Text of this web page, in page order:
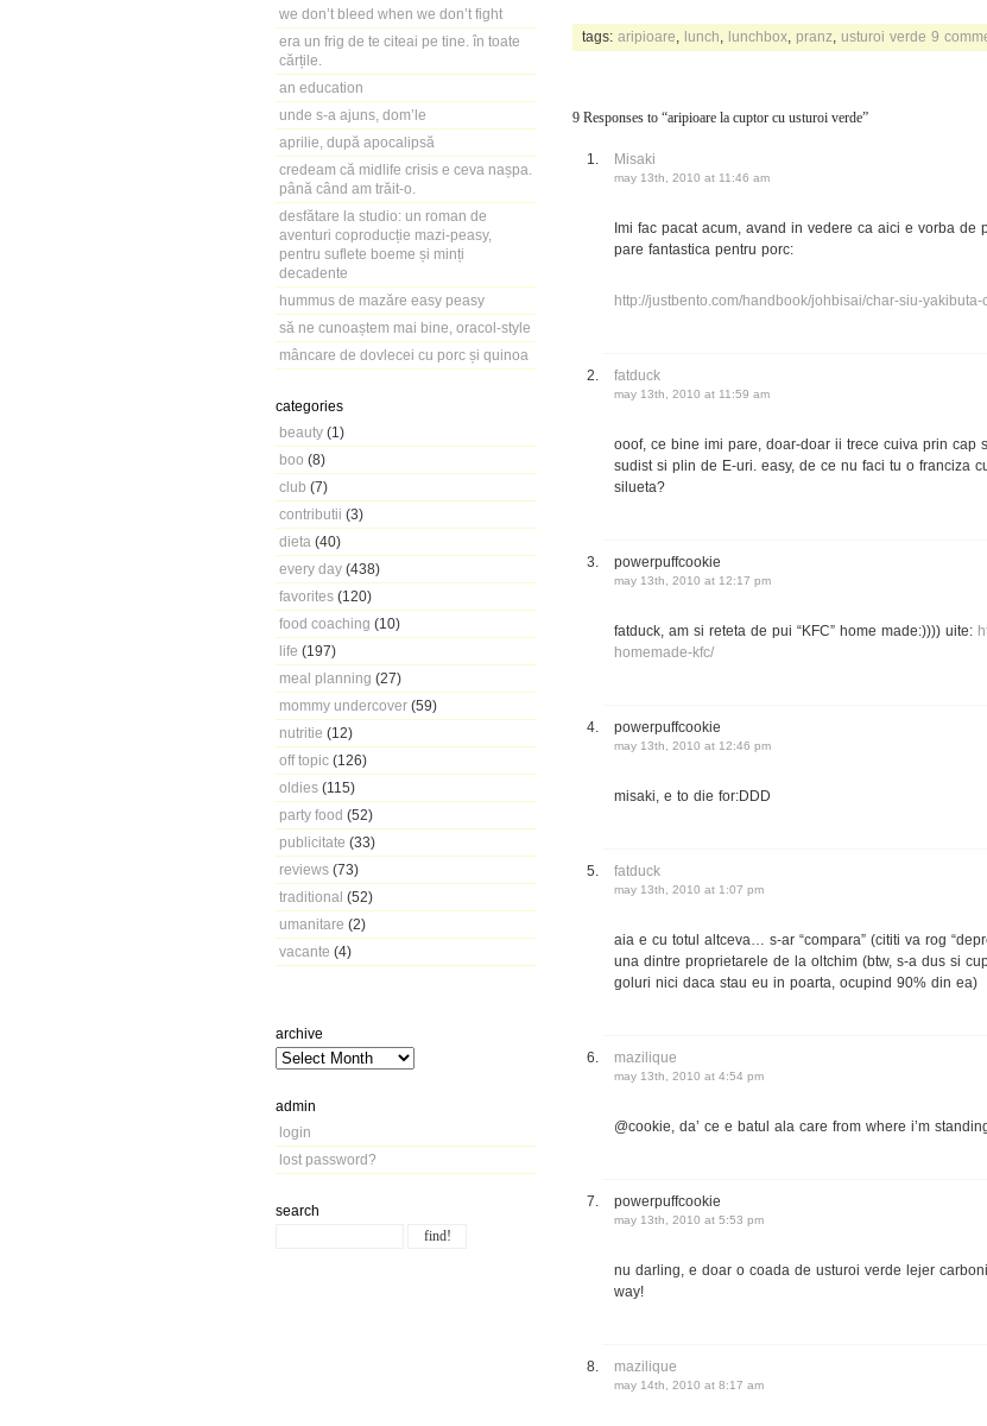
we don’t bleed when we don’t fight
era un frig de te citeai pe tine. în toate
cărțile.
an education
unde s-a ajuns, dom’le
aprilie, după apocalipsă
credeam că midlife crisis e ceva nașpa.
până când am trăit-o.
desfătare la studio: un roman de
aventuri coproducție mazi-peasy,
pentru suflete boeme și minți
decadente
hummus de mazăre easy peasy
să ne cunoaștem mai bine, oracol-style
mâncare de dovlecei cu porc și quinoa
categories
beauty (1)
boo (8)
club (7)
contributii (3)
dieta (40)
every day (438)
favorites (120)
food coaching (10)
life (197)
meal planning (27)
mommy undercover (59)
nutritie (12)
off topic (126)
oldies (115)
party food (52)
publicitate (33)
reviews (73)
traditional (52)
umanitare (2)
vacante (4)
archive
admin
login
lost password?
search
tags: aripioare lunch lunchbox pranz usturoi verde 9
9 Responses to “aripioare la cuptor cu usturoi verde”
Misaki
may 13th, 2010 at 11:46 am
Imi fac pacat acum, avand in vedere ca aici e vorba de
pare fantastica pentru porc:
http://justbento.com/handbook/johbisai/char-siu-
fatduck
may 13th, 2010 at 11:59 am
ooof, ce bine imi pare, doar-doar ii trece cuiva prin cap
sudist si plin de E-uri. easy, de ce nu faci tu o franciza
silueta?
powerpuffcookie
may 13th, 2010 at 12:17 pm
fatduck, am si reteta de pui “KFC” home made:)))) uite:
homemade-kfc/
powerpuffcookie
may 13th, 2010 at 12:46 pm
misaki, e to die for:DDD
fatduck
may 13th, 2010 at 1:07 pm
aia e cu totul altceva… s-ar “compara” (cititi va rog
una dintre proprietarele de la oltchim (btw, s-a dus si
goluri nici daca stau eu in poarta, ocupind 90% din ea)
mazilique
may 13th, 2010 at 4:54 pm
@cookie, da’ ce e batul ala care from where i’m
powerpuffcookie
may 13th, 2010 at 5:53 pm
nu darling, e doar o coada de usturoi verde lejer
way!
mazilique
may 14th, 2010 at 8:17 am